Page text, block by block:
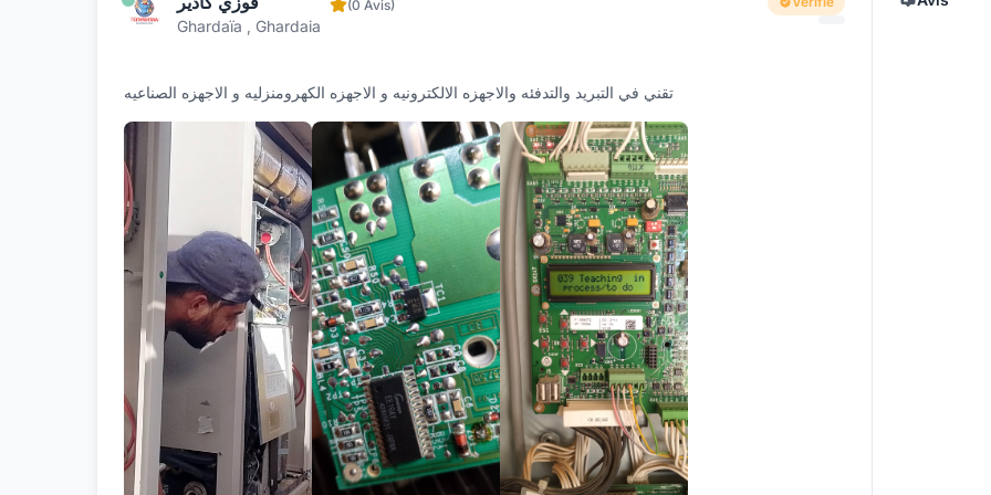
Ghardaïa , Ghardaia
(0 Avis)
تقني في التبريد والتدفئه والاجهزه الالكترونيه و الاجهزه الكهرومنزليه و الاجهزه الصناعيه